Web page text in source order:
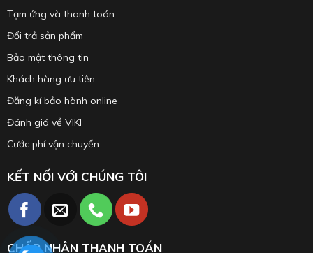
Tạm ứng và thanh toán
Đổi trả sản phẩm
Bảo mật thông tin
Khách hàng ưu tiên
Đăng kí bảo hành online
Đánh giá về VIKI
Cước phí vận chuyển
KẾT NỐI VỚI CHÚNG TÔI
CHẤP NHẬN THANH TOÁN